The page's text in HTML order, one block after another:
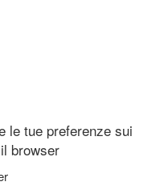
le tue preferenze sui
browser